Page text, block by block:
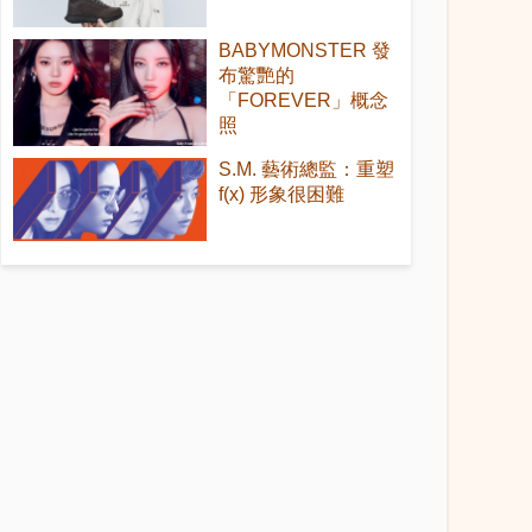
BABYMONSTER 發
布驚艷的
「FOREVER」概念
照
S.M. 藝術總監：重塑
f(x) 形象很困難